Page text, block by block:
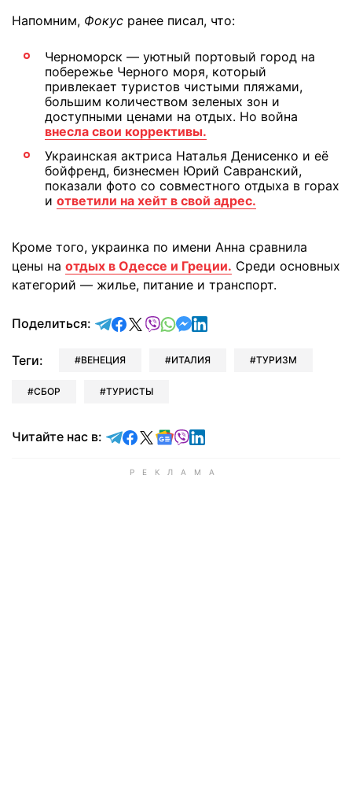
Напомним, Фокус ранее писал, что:
Черноморск — уютный портовый город на
побережье Черного моря, который
привлекает туристов чистыми пляжами,
большим количеством зеленых зон и
доступными ценами на отдых. Но война
внесла свои коррективы.
Украинская актриса Наталья Денисенко и её
бойфренд, бизнесмен Юрий Савранский,
показали фото со совместного отдыха в горах
и ответили на хейт в свой адрес.
Кроме того, украинка по имени Анна сравнила
цены на отдых в Одессе и Греции. Среди основных
категорий — жилье, питание и транспорт.
Поделиться: отправить в Telegram
поделиться в Facebook
поделиться в X
отправить в Viber
отправить в Whatsapp
отправить в Messenger
отправить в LinkedIn
Теги: ВЕНЕЦИЯ ИТАЛИЯ ТУРИЗМ
СБОР ТУРИСТЫ
Читайте нас в: Читайте в Telegram
Читайте в Facebook
Читайте в X
Читайте в Google news
Читайте в Viber
Читайте в LinkedIn